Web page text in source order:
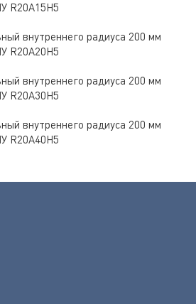
R20A15H5
внутреннего радиуса 200 мм
R20A20H5
внутреннего радиуса 200 мм
R20A30H5
внутреннего радиуса 200 мм
R20A40H5